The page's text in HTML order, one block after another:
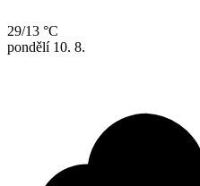
29/13 °C
pondělí 10. 8.